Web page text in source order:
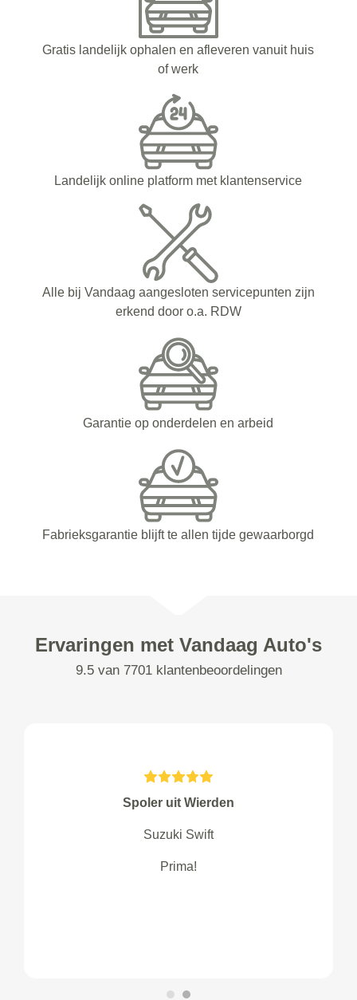
Gratis landelijk ophalen en afleveren vanuit huis
of werk
Landelijk online platform met klantenservice
Alle bij Vandaag aangesloten servicepunten zijn
erkend door o.a. RDW
Garantie op onderdelen en arbeid
Fabrieksgarantie blijft te allen tijde gewaarborgd
Ervaringen met Vandaag Auto's
9.5 van 7701 klantenbeoordelingen
Spoler uit Wierden
Suzuki Swift
Prima!